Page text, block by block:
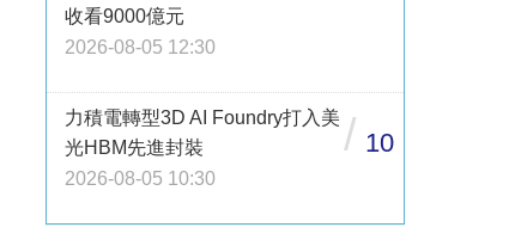
收看9000億元
2026-08-05 12:30
力積電轉型3D AI Foundry打入美
光HBM先進封裝
2026-08-05 10:30
/ 10